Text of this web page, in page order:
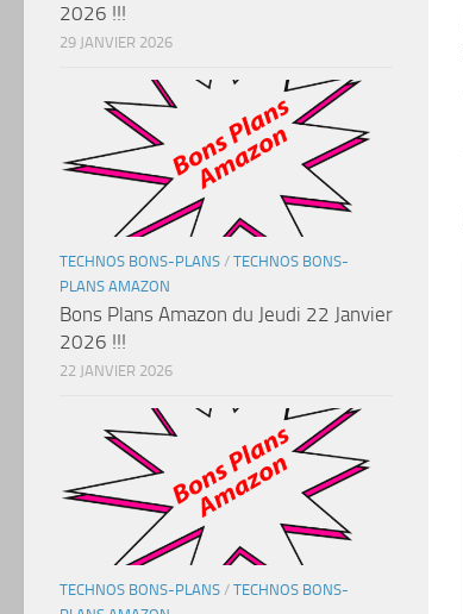
2026 !!!
29 JANVIER 2026
TECHNOS BONS-PLANS / TECHNOS BONS-
PLANS AMAZON
Bons Plans Amazon du Jeudi 22 Janvier
2026 !!!
22 JANVIER 2026
TECHNOS BONS-PLANS / TECHNOS BONS-